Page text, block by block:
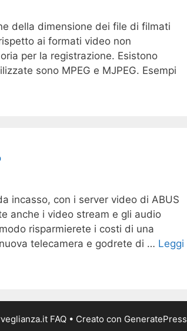
della dimensione dei file di filmati
ai formati video non
per la registrazione. Esistono
sono MPEG e MJPEG. Esempi
incasso, con i server video di ABUS
anche i video stream e gli audio
risparmierete i costi di una
telecamera e godrete di … Leggi
FAQ• Creato con GeneratePress